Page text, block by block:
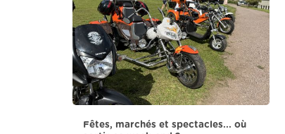
Fêtes, marchés et spectacles... où